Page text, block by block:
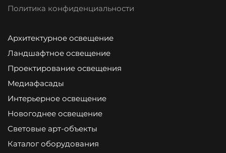
Политика конфиденциальности
Архитектурное освещение
Ландшафтное освещение
Проектирование освещения
Медиафасады
Интерьерное освещение
Новогоднее освещение
Световые арт-объекты
Каталог оборудования